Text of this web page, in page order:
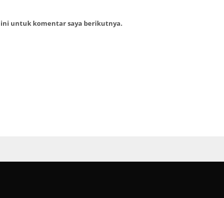
ini untuk komentar saya berikutnya.